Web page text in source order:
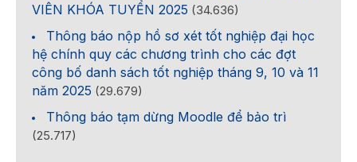
VIÊN KHÓA TUYỂN 2025 (34.636)
Thông báo nộp hồ sơ xét tốt nghiệp đại học
hệ chính quy các chương trình cho các đợt
công bố danh sách tốt nghiệp tháng 9, 10 và 11
năm 2025 (29.679)
Thông báo tạm dừng Moodle để bảo trì
(25.717)